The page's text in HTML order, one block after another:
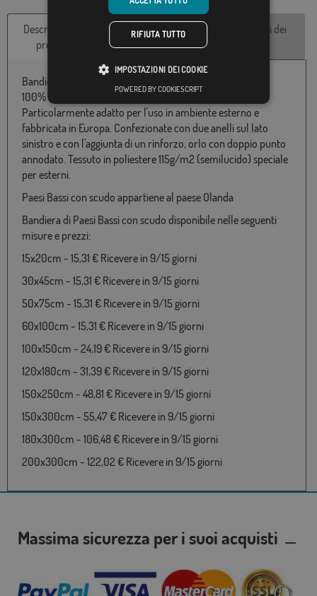
Descrizione del
prodotto
Caratteristiche
tecniche
Recensioni dei
Bandiera d'Paesi Bassi con scudo disponibile in poliestere
100% ed in varie misure da 060x100 a 180x300.
Particolarmente adatto per l'uso in ambiente esterno e
fabbricata in Europa. Confezionate con due anelli sul lato
sinistro e con l'aggiunta di un rinforzo, orlo con doppio punto
annodato. Tessuto in poliestere 115g/m2 (semilucido) speciale
per esterni.
Paesi Bassi con scudo appartiene al paese Olanda
Bandiera di Paesi Bassi con scudo disponibile nelle seguenti
misure e prezzi:
15x20cm - 15,31 € Ricevere in 9/15 giorni
30x45cm - 15,31 € Ricevere in 9/15 giorni
50x75cm - 15,31 € Ricevere in 9/15 giorni
60x100cm - 15,31 € Ricevere in 9/15 giorni
100x150cm - 24,19 € Ricevere in 9/15 giorni
120x180cm - 31,39 € Ricevere in 9/15 giorni
150x250cm - 48,81 € Ricevere in 9/15 giorni
150x300cm - 55,47 € Ricevere in 9/15 giorni
180x300cm - 106,48 € Ricevere in 9/15 giorni
200x300cm - 122,02 € Ricevere in 9/15 giorni
Massima sicurezza per i suoi acquisti
RIFIUTA TUTTO
IMPOSTAZIONI DEI COOKIE
POWERED BY COOKIESCRIPT